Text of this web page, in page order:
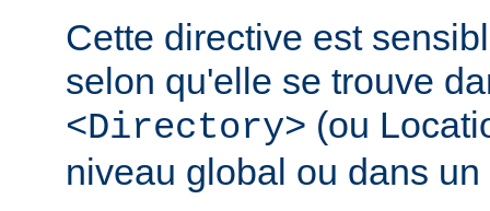
Cette directive est
selon qu'elle se trouve
<Directory> (ou
niveau global ou dans un